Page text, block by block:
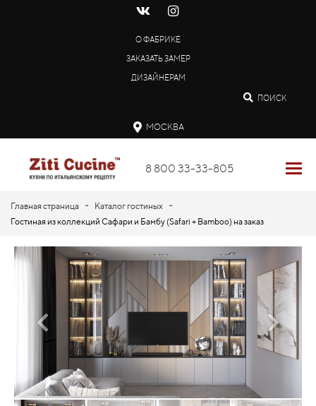
О ФАБРИКЕ
ЗАКАЗАТЬ ЗАМЕР
ДИЗАЙНЕРАМ
ПОИСК
МОСКВА
8 800 33-33-805
Главная страница - Каталог гостиных -
Гостиная из коллекций Сафари и Бамбу (Safari + Bamboo) на заказ